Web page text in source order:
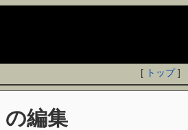
[ トップ]
の編集